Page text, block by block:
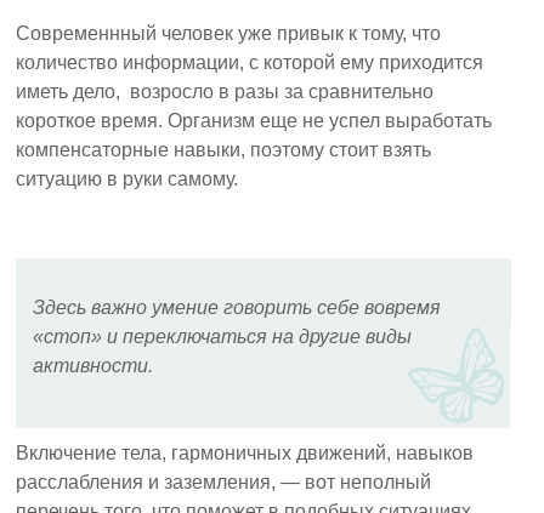
Современнный человек уже привык к тому, что
количество информации, с которой ему приходится
иметь дело, возросло в разы за сравнительно
короткое время. Организм еще не успел выработать
компенсаторные навыки, поэтому стоит взять
ситуацию в руки самому.
Здесь важно умение говорить себе вовремя
«стоп» и переключаться на другие виды
активности.
Включение тела, гармоничных движений, навыков
расслабления и заземления, — вот неполный